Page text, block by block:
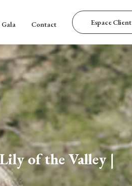
Contact Espace Client
of the Valley |